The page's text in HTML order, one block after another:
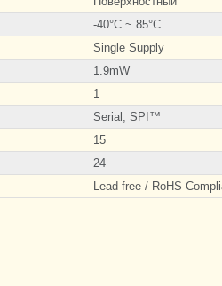
-40°C ~ 85°C
Single Supply
1.9mW
1
Serial, SPI™
15
24
Lead free / RoHS